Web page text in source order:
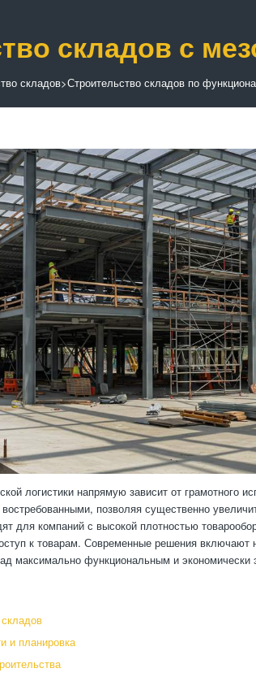
складов с
складов>Строительство складов по
логистики напрямую зависит от грамотного
позволяя существенно
для компаний с высокой плотностью
к товарам. Современные решения включают
максимально функциональным и
и планировка